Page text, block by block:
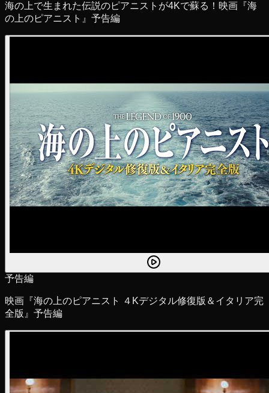
海の上で生まれた伝説のピアニストが4Kで蘇る！映画『海
の上のピアニスト』予告編
予告編
映画『海の上のピアニスト ４Kデジタル修復版＆イタリア完
全版』予告編